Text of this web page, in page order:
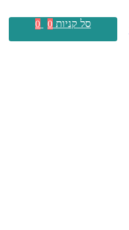
סל קניות 0
0